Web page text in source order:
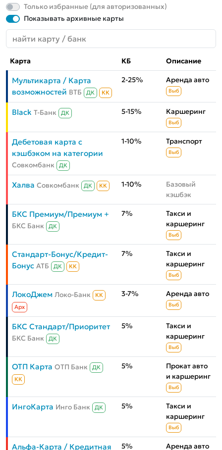
Только избранные (для авторизованных)
Показывать архивные карты
Карта КБ Описание
Мультикарта / Карта
возможностей ВТБ ДК КК
2-25% Аренда авто
Выб
Black Т-Банк ДК 5-15% Каршеринг
Выб
Дебетовая карта с
кэшбэком на категории
Совкомбанк ДК
1-10% Транспорт
Выб
Халва Совкомбанк ДК КК 1-10%
Базовый
кэшбэк
БКС Премиум/Премиум +
БКС Банк ДК
7%
Такси и
каршеринг
Выб
Стандарт-Бонус/Кредит-
Бонус АТБ ДК КК
7%
Такси и
каршеринг
Выб
ЛокоДжем Локо-Банк
КК
Aрх
3-7% Аренда авто
Выб
БКС Стандарт/Приоритет
БКС Банк ДК
5%
Такси и
каршеринг
Выб
ОТП Карта ОТП Банк
ДК
КК
5%
Прокат авто
и каршеринг
Выб
ИнгоКарта Инго Банк ДК 5%
Такси и
каршеринг
Выб
Альфа-Карта / Кредитная 5% Аренда авто